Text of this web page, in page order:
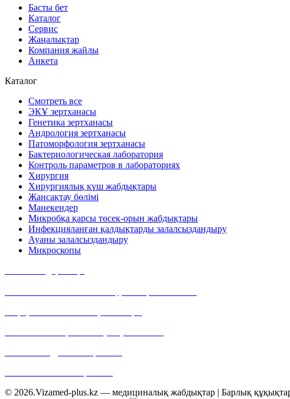
Басты бет
Каталог
Сервис
Жаңалықтар
Компания жайлы
Анкета
Каталог
Смотреть все
ЭКҰ зертханасы
Генетика зертханасы
Андрология зертханасы
Патоморфология зертханасы
Бактериологическая лаборатория
Контроль параметров в лабораториях
Хирургия
Хирургиялық күш жабдықтары
Жансақтау бөлімі
Манекендер
Микробқа қарсы төсек-орын жабдықтары
Инфекцияланған қалдықтарды залалсыздандыру
Ауаны залалсыздандыру
Микроскопы
© 2026.Vizamed-plus.kz — медициналық жабдықтар | Барлық